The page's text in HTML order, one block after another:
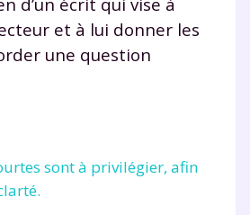
et à lui donner les
une question
sont à privilégier, afin
progresser
votre